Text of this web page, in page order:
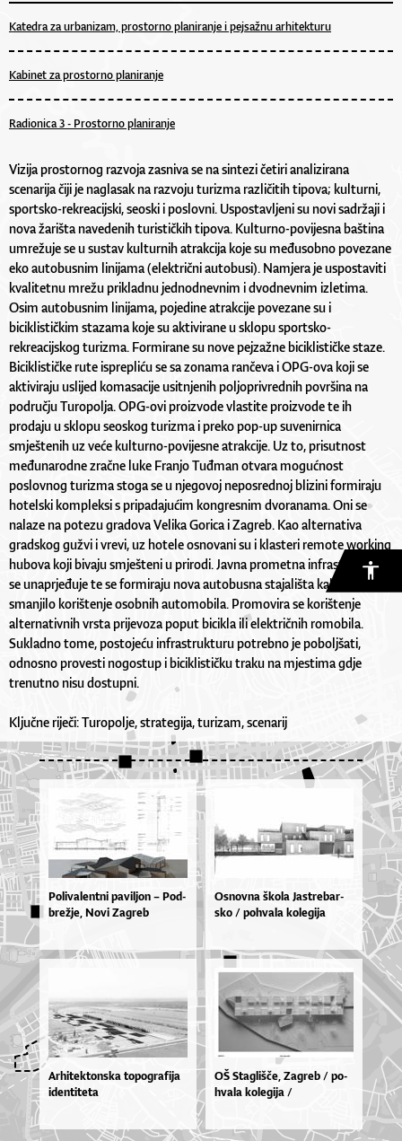
Katedra za urbanizam, prostorno planiranje i pejsažnu arhitekturu
Kabinet za prostorno planiranje
Radionica 3 - Prostorno planiranje
Vizija prostornog razvoja zasniva se na sintezi četiri analizirana
scenarija čiji je naglasak na razvoju turizma različitih tipova; kulturni,
sportsko-rekreacijski, seoski i poslovni. Uspostavljeni su novi sadržaji i
nova žarišta navedenih turističkih tipova. Kulturno-povijesna baština
umrežuje se u sustav kulturnih atrakcija koje su međusobno povezane
eko autobusnim linijama (električni autobusi). Namjera je uspostaviti
kvalitetnu mrežu prikladnu jednodnevnim i dvodnevnim izletima.
Osim autobusnim linijama, pojedine atrakcije povezane su i
biciklističkim stazama koje su aktivirane u sklopu sportsko-
rekreacijskog turizma. Formirane su nove pejzažne biciklističke staze.
Biciklističke rute isprepliću se sa zonama rančeva i OPG-ova koji se
aktiviraju uslijed komasacije usitnjenih poljoprivrednih površina na
području Turopolja. OPG-ovi proizvode vlastite proizvode te ih
prodaju u sklopu seoskog turizma i preko pop-up suvenirnica
smještenih uz veće kulturno-povijesne atrakcije. Uz to, prisutnost
međunarodne zračne luke Franjo Tuđman otvara mogućnost
poslovnog turizma stoga se u njegovoj neposrednoj blizini formiraju
hotelski kompleksi s pripadajućim kongresnim dvoranama. Oni se
nalaze na potezu gradova Velika Gorica i Zagreb. Kao alternativa
gradskog gužvi i vrevi, uz hotele osnovani su i klasteri remote working
hubova koji bivaju smješteni u prirodi. Javna prometna infrastruktura
se unaprjeđuje te se formiraju nova autobusna stajališta kako bi se
smanjilo korištenje osobnih automobila. Promovira se korištenje
alternativnih vrsta prijevoza poput bicikla ili električnih romobila.
Sukladno tome, postojeću infrastrukturu potrebno je poboljšati,
odnosno provesti nogostup i biciklističku traku na mjestima gdje
trenutno nisu dostupni.
Ključne riječi: Turopolje, strategija, turizam, scenarij
Po­li­va­len­tni pa­vil­jon – Pod­
bre­žje, No­vi Za­greb
Os­nov­na ško­la Jas­tre­bar­
sko / po­hva­la ko­le­gi­ja
Arhitektonska topografija
identiteta
OŠ Sta­gliš­če, Za­greb / po­
hva­la ko­le­gi­ja /